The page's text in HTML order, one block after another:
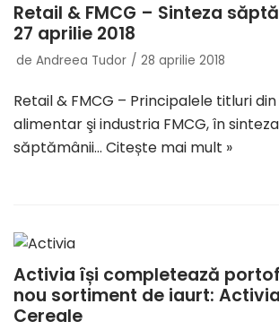
Retail & FMCG – Sinteza
27 aprilie 2018
de Andreea Tudor 28 aprilie 2018
Retail & FMCG – Principalele titluri
alimentar şi industria FMCG, în sinteza
săptămânii… Citește mai mult »
Activia își completează
nou sortiment de iaurt:
Cereale